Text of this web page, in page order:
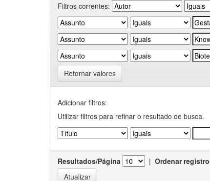
Filtros correntes:
Retornar valores
Adicionar filtros:
Utilizar filtros para refinar o resultado de busca.
Resultados/Página | Ordenar